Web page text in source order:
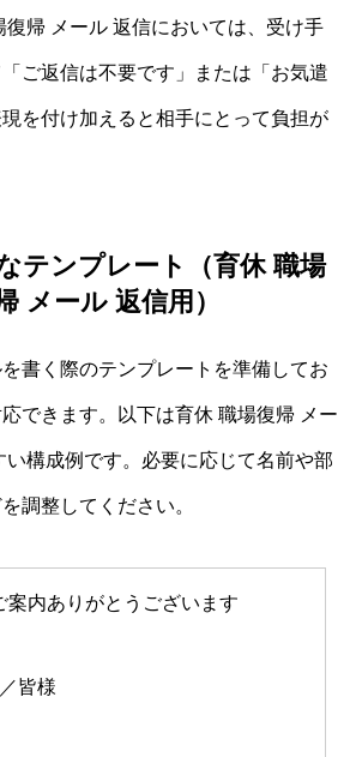
復帰 メール 返信においては、受け手
ご返信は不要です」または「お気遣
を付け加えると相手にとって負担が
テンプレート（育休 職場
メール 返信用）
書く際のテンプレートを準備してお
できます。以下は育休 職場復帰 メー
い構成例です。必要に応じて名前や部
調整してください。
案内ありがとうございます
皆様